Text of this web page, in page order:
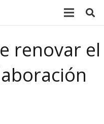
renovar el